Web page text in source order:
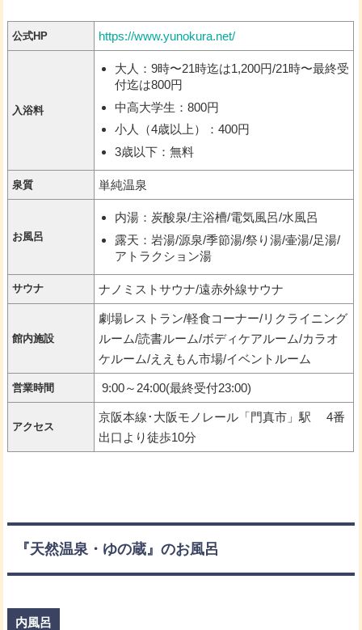
公式HP https://www.yunokura.net/
入浴料
大人：9時〜21時迄は1,200円/21時〜最終受
付迄は800円
中高大学生：800円
小人（4歳以上）：400円
3歳以下：無料
泉質 単純温泉
お風呂
内湯：炭酸泉/主浴槽/電気風呂/水風呂
露天：岩湯/源泉/季節湯/祭り湯/壷湯/足湯/
アトラクション湯
サウナ ナノミストサウナ/遠赤外線サウナ
館内施設
劇場レストラン/軽食コーナー/リクライニング
ルーム/読書ルーム/ボディケアルーム/カラオ
ケルーム/ええもん市場/イベントルーム
営業時間 9:00～24:00(最終受付23:00)
アクセス
京阪本線･大阪モノレール「門真市」駅 4番
出口より徒歩10分
『天然温泉・ゆの蔵』のお風呂
内風呂